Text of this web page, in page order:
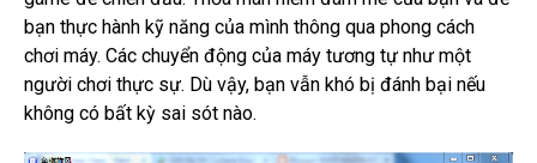
bạn thực hành kỹ năng của mình thông qua phong cách
chơi máy. Các chuyển động của máy tương tự như một
người chơi thực sự. Dù vậy, bạn vẫn khó bị đánh bại nếu
không có bất kỳ sai sót nào.